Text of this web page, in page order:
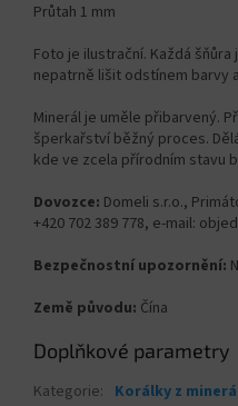
Průtah 1 mm
Foto je ilustrační. Každá
nepatrně lišit odstínem barvy
Minerál je uměle přibarvený.
šperkařství běžný proces.
kde ve zcela přírodním stavu
Dovozce: Domeli s.r.o.,
+420 702 389 778, e-mail:
Bezpečnostní upozornění:
Země původu: Čína
Doplňkové parametry
Kategorie: Korálky z